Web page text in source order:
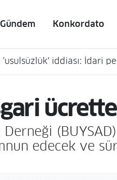
Gündem Konkordato
'usulsüzlük' iddiası: İdari
edecek ve